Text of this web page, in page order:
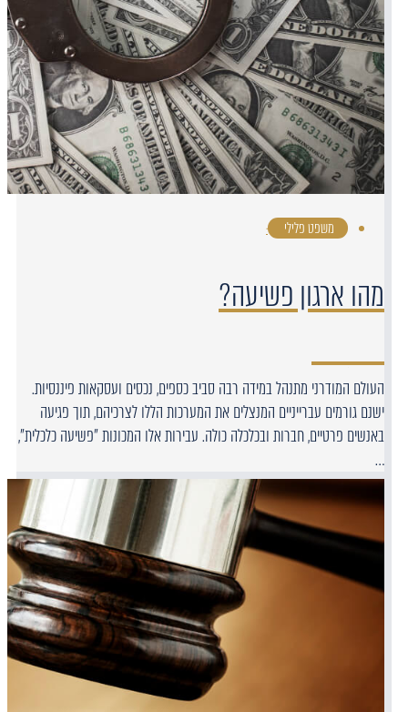
משפט פלילי ·
מהו ארגון פשיעה?
העולם המודרני מתנהל במידה רבה סביב כספים, נכסים ועסקאות פיננסיות.
ישנם גורמים עברייניים המנצלים את המערכות הללו לצרכיהם, תוך פגיעה
באנשים פרטיים, חברות ובכלכלה כולה. עבירות אלו המכונות "פשיעה כלכלית",
…